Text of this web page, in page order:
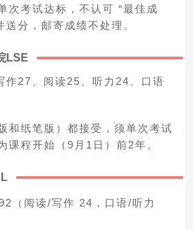
次考试达标，不认可 “最佳成
分，邮寄成绩不处理。
LSE
作27、阅读25、听力24、口语
和纸笔版）都接受，须单次考试
课程开始（9月1日）前2年。
（阅读/写作 24，口语/听力